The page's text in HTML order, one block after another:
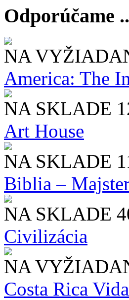
Odporúčame
NA
America: The
NA SKLADE
Art House
NA SKLADE
Biblia –
NA SKLADE
Civilizácia
NA
Costa Rica Vida